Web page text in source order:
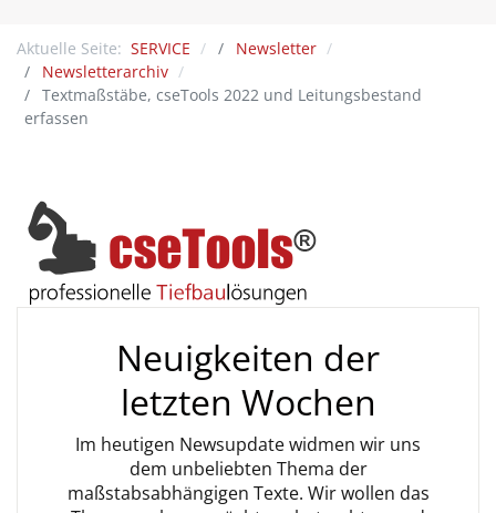
Aktuelle Seite: SERVICE
Newsletter
Newsletterarchiv
Textmaßstäbe, cseTools 2022 und Leitungsbestand
erfassen
Neuigkeiten der
letzten Wochen
Im heutigen Newsupdate widmen wir uns
dem unbeliebten Thema der
maßstabsabhängigen Texte. Wir wollen das